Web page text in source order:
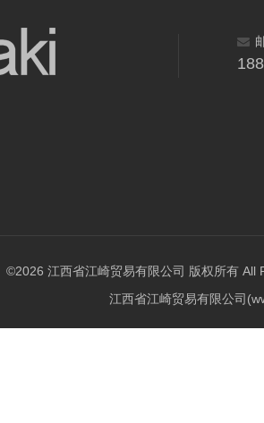
©2026 江西省江崎贸易有限公司 版权所有 All
江西省江崎贸易有限公司